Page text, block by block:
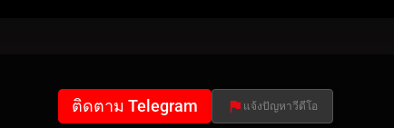
ติดตาม Telegram แจ้งปัญหาวีดีโอ